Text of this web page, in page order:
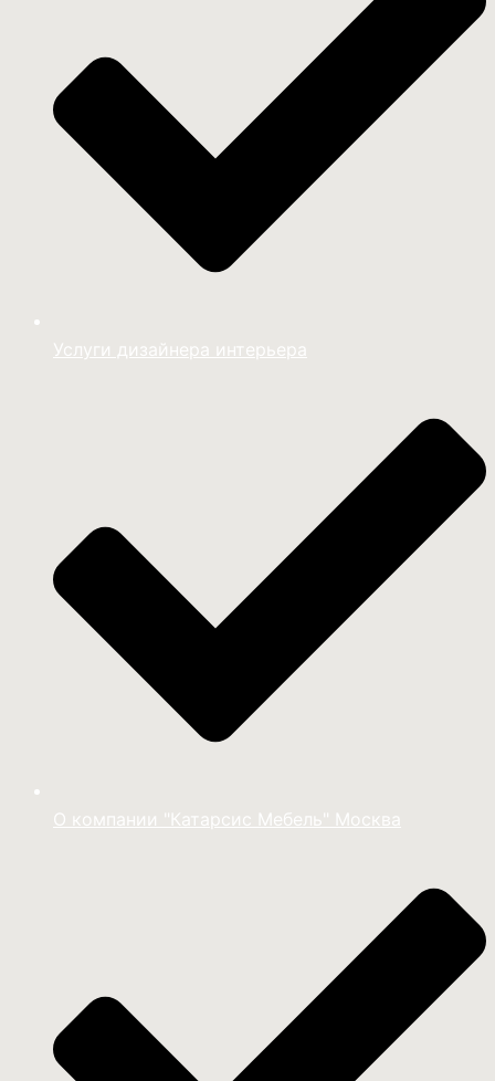
Услуги дизайнера интерьера
О компании "Катарсис Мебель" Москва